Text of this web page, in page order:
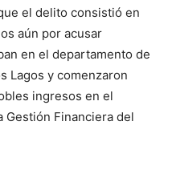
el delito consistió en
aún por acusar
en el departamento de
Lagos y comenzaron
ingresos en el
Gestión Financiera del